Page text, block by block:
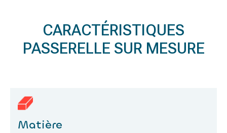
CARACTÉRISTIQUES
PASSERELLE SUR MESURE
Matière